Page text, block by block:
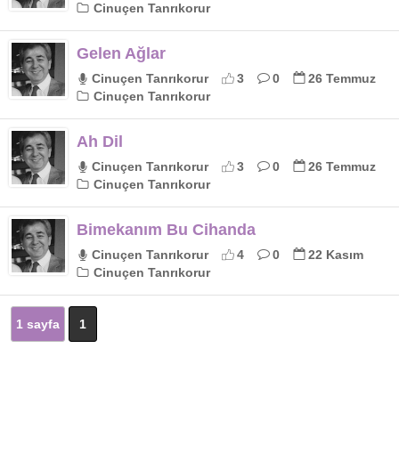
Cinuçen Tanrıkorur
Gelen Ağlar
Cinuçen Tanrıkorur 3 0
26 Temmuz
Cinuçen Tanrıkorur
Ah Dil
Cinuçen Tanrıkorur 3 0
26 Temmuz
Cinuçen Tanrıkorur
Bimekanım Bu Cihanda
Cinuçen Tanrıkorur 4 0
22 Kasım
Cinuçen Tanrıkorur
1 sayfa 1